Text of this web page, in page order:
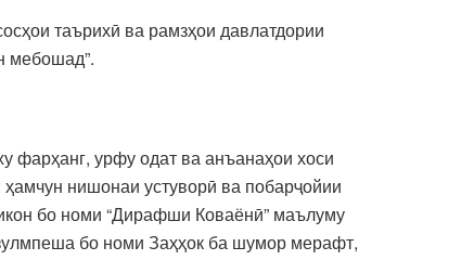
таърихӣ ва рамзҳои давлатдории
мебошад”.
фарҳанг, урфу одат ва анъанаҳои хоси
нишонаи устуворӣ ва побарҷойии
бо номи “Дирафши Коваёнӣ” маълуму
бо номи Заҳҳок ба шумор мерафт,